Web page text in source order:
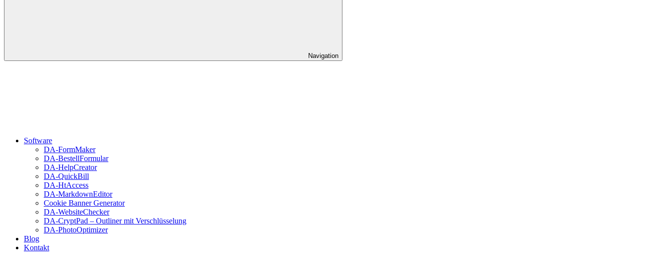
Navigation
Software
DA-FormMaker
DA-BestellFormular
DA-HelpCreator
DA-QuickBill
DA-HtAccess
DA-MarkdownEditor
Cookie Banner Generator
DA-WebsiteChecker
DA-CryptPad – Outliner mit Verschlüsselung
DA-PhotoOptimizer
Blog
Kontakt